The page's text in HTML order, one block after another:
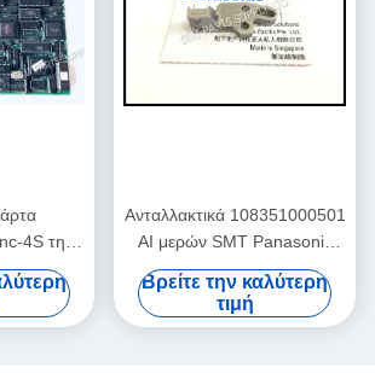
4S της
νέο/
RH2 RH3
Ανταλλακτικά 108351000501
AI μερών SMT Panasonic
ΦΡΑΓΜΌΣ 108351000401
Βρείτε την καλύτερη
τιμή